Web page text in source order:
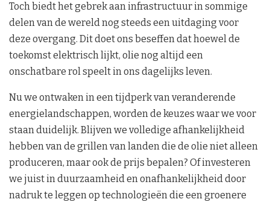
Toch biedt het gebrek aan infrastructuur in sommige
delen van de wereld nog steeds een uitdaging voor
deze overgang. Dit doet ons beseffen dat hoewel de
toekomst elektrisch lijkt, olie nog altijd een
onschatbare rol speelt in ons dagelijks leven.
Nu we ontwaken in een tijdperk van veranderende
energielandschappen, worden de keuzes waar we voor
staan duidelijk. Blijven we volledige afhankelijkheid
hebben van de grillen van landen die de olie niet alleen
produceren, maar ook de prijs bepalen? Of investeren
we juist in duurzaamheid en onafhankelijkheid door
nadruk te leggen op technologieën die een groenere